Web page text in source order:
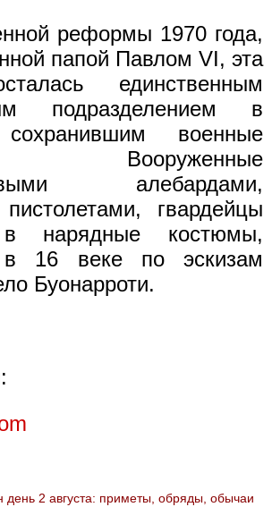
реформы 1970 года,
папой Павлом VI, эта
единственным
подразделением в
военные
Вооруженные
алебардами,
гвардейцы
нарядные костюмы,
в 16 веке по эскизам
Буонарроти.
день 2 августа: приметы, обряды, обычаи